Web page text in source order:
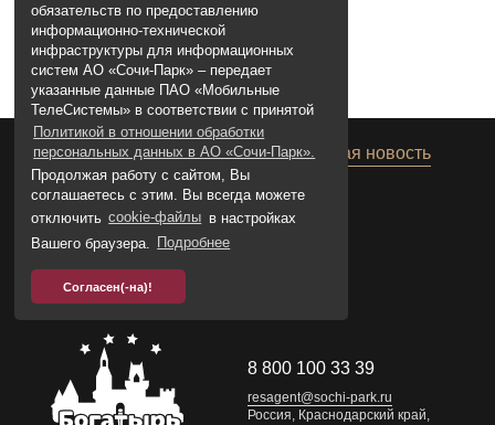
обязательств по предоставлению
информационно-технической
инфраструктуры для информационных
систем АО «Сочи-Парк» – передает
указанные данные ПАО «Мобильные
ТелеСистемы» в соответствии с принятой
Политикой в отношении обработки
персональных данных в АО «Сочи-Парк».
Продолжая работу с сайтом, Вы
соглашаетесь с этим. Вы всегда можете
отключить cookie-файлы в настройках
Вашего браузера.
Подробнее
Согласен(-на)!
Правила проживания
8 800 100 33 39
resagent@sochi-park.ru
Фотогалерея праздника
Предыдущая новость Следующая новость
8 800 100 33 39
Россия, Краснодарский край,
resagent@sochi-park.ru